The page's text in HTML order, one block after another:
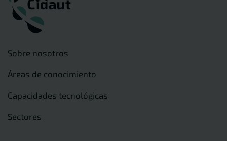
Sobre nosotros
Áreas de conocimiento
Capacidades tecnológicas
Sectores